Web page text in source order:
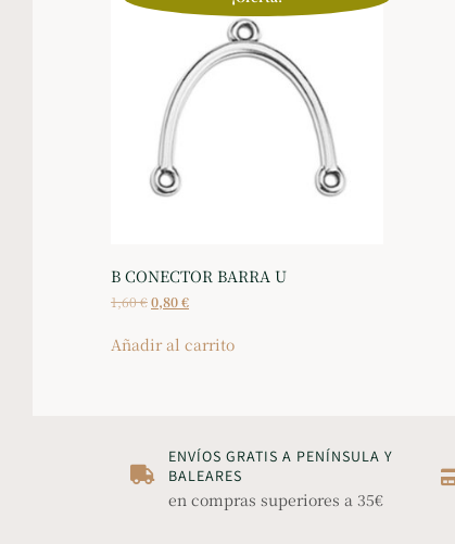
B CONECTOR BARRA U
1,60€0,80€
Añadir al carrito
ENVÍOS GRATIS A PENÍNSULA Y
BALEARES
en compras superiores a 35€